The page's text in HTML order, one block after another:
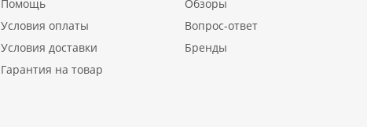
Помощь
Условия оплаты
Условия доставки
Гарантия на товар
Обзоры
Вопрос-ответ
Бренды